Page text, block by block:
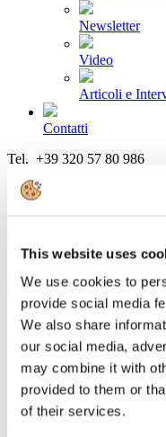
This website uses
We use cookies to
provide social media
We also share
our social media,
may combine it with
provided to them or
of their services.
Newsletter
Video
Articoli e
Contatti
Tel. +39 320 57 80 986
Come aderire
Cerca...
Febbraio
2013
2013